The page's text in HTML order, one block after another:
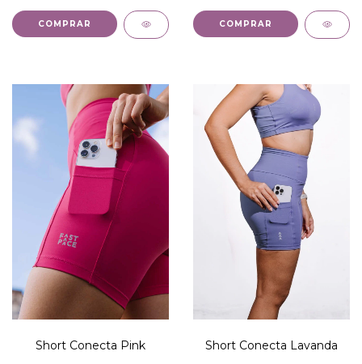
COMPRAR COMPRAR
Short Conecta Pink Short Conecta Lavanda